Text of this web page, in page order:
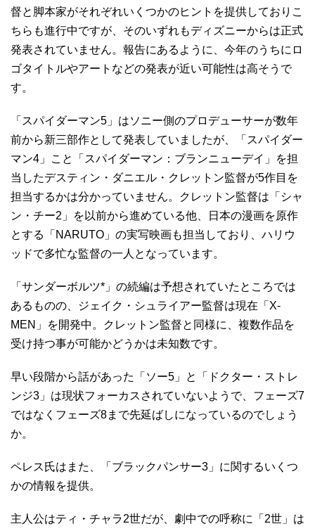
督と脚本家がそれぞれいくつかのヒントを提供しておりこ
ちらも進行中ですが、そのいずれもディズニーからは正式
発表されていません。報告にあるように、今年のうちにロ
ゴタイトルやアートなどの発表が近い可能性は高そうで
す。
「スパイダーマン5」はソニー側のプロデューサーが数年
前から新三部作として発表していましたが、「スパイダー
マン4」こと「スパイダーマン：ブランニューデイ」を担
当したデスティン・ダニエル・クレットン監督が5作目を
担当するかは分かっていません。クレットン監督は「シャ
ン・チー2」を以前から進めている他、日本の漫画を原作
とする「NARUTO」の実写映画も担当しており、ハリウ
ッドで多忙な監督の一人となっています。
「サンダーボルツ*」の続編は予想されていたところでは
あるものの、ジェイク・シュライアー監督は現在「X-
MEN」を開発中。クレットン監督と同様に、複数作品を
受け持つ事が可能かどうかは未知数です。
早い段階から話があった「ソー5」と「ドクター・ストレ
ンジ3」は現状フォーカスされていないようで、フェーズ7
ではなくフェーズ8まで先延ばしになっているのでしょう
か。
ペレス氏はまた、「ブラックパンサー3」に関するいくつ
かの情報を提供。
主人公はティ・チャラ2世だが、劇中での呼称に「2世」は